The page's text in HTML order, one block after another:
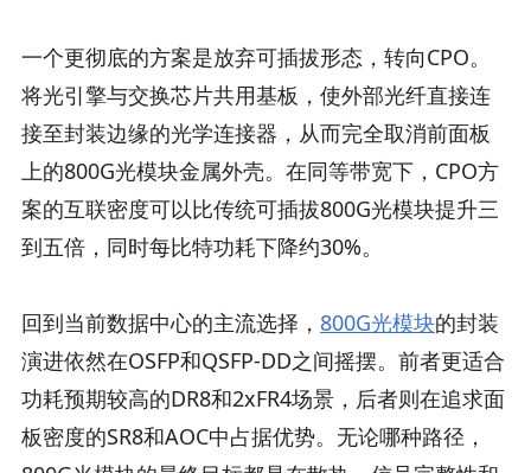
一个更彻底的方案是放弃可插拔形态，转向CPO。
将光引擎与交换芯片共用基板，使外部光纤直接连
接至封装边缘的光学连接器，从而完全取消前面板
上的800G光模块金属外壳。在同等带宽下，CPO方
案的互联密度可以比传统可插拔800G光模块提升三
到五倍，同时每比特功耗下降约30%。
回到当前数据中心的主流选择， 800G光模块的封装
演进依然在OSFP和QSFP-DD之间摇摆。前者更适合
功耗预期较高的DR8和2xFR4场景，后者则在追求面
板密度的SR8和AOC中占据优势。无论哪种路径，